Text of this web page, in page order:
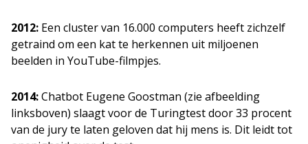
2012: Een cluster van 16.000 computers heeft zichzelf
getraind om een kat te herkennen uit miljoenen
beelden in YouTube-filmpjes.
2014:Chatbot Eugene Goostman (zie afbeelding
linksboven) slaagt voor de Turingtest door 33 procent
van de jury te laten geloven dat hij mens is. Dit leidt tot